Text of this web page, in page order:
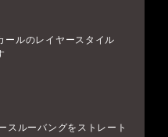
ールのレイヤースタイル
スルーバングをストレート